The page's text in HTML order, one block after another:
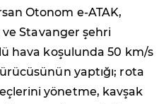
Otonom e-ATAK,
Stavanger şehri
hava koşulunda 50 km/s
yaptığı; rota
yönetme, kavşak